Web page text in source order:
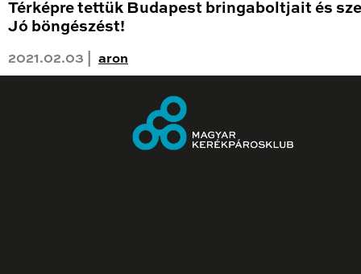
Térképre tettük Budapest bringaboltjait és
Jó böngészést!
2021.02.03 | aron